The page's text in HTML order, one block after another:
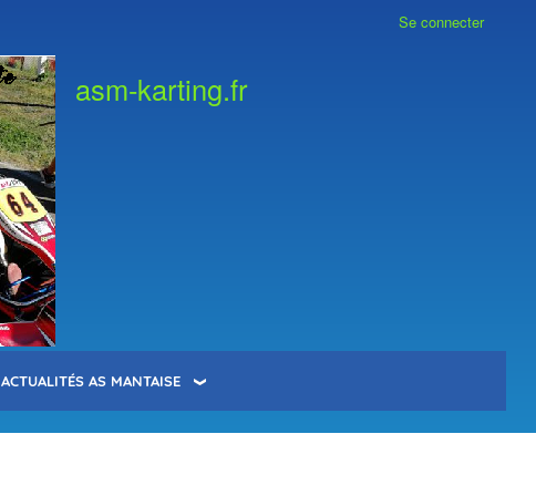
Se connecter
asm-karting.fr
ACTUALITÉS AS MANTAISE